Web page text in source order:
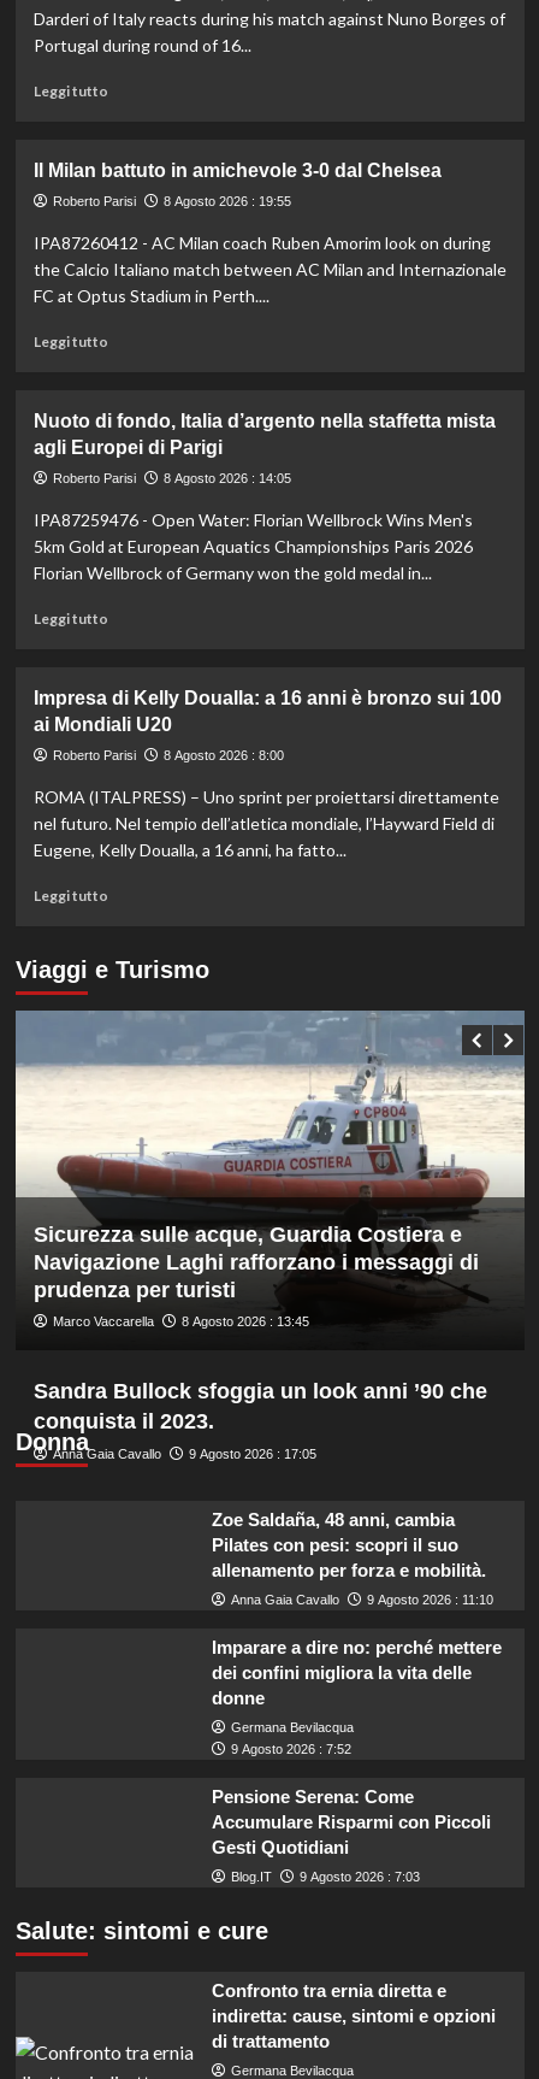
stagionale,
Juventus
Darderi of Italy reacts during his match against Nuno Borges of
Portugal during round of 16...
Leggi tuttoLeggi
Darderi
avanza
quarti
a
Montreal,
battuto
Il Milan battuto in amichevole 3-0 dal Chelsea
Roberto Parisi 8 Agosto 2026 : 19:55
IPA87260412 - AC Milan coach Ruben Amorim look on during
the Calcio Italiano match between AC Milan and Internazionale
FC at Optus Stadium in Perth....
Leggi tuttoLeggi
Il
Milan
battuto
amichevole
3-
0
Nuoto di fondo, Italia d’argento nella staffetta mista
agli Europei di Parigi
Roberto Parisi 8 Agosto 2026 : 14:05
IPA87259476 - Open Water: Florian Wellbrock Wins Men's
5km Gold at European Aquatics Championships Paris 2026
Florian Wellbrock of Germany won the gold medal in...
Leggi tuttoLeggi
Nuoto
di
fondo,
d’argento
nella
staffetta
Parigi
Impresa di Kelly Doualla: a 16 anni è bronzo sui 100
ai Mondiali U20
Roberto Parisi 8 Agosto 2026 : 8:00
ROMA (ITALPRESS) – Uno sprint per proiettarsi direttamente
nel futuro. Nel tempio dell’atletica mondiale, l’Hayward Field di
Eugene, Kelly Doualla, a 16 anni, ha fatto...
Leggi tuttoLeggi
su
Impresa
di
a
bronzo
sui
ai
Mondiali
U20
Viaggi e Turismo
Sicurezza sulle acque, Guardia Costiera e
Navigazione Laghi rafforzano i messaggi di
prudenza per turisti
Marco Vaccarella 8 Agosto 2026 : 13:45
Donna
Sandra Bullock sfoggia un look anni ’90 che
conquista il 2023.
Anna Gaia Cavallo 9 Agosto 2026 : 17:05
Zoe Saldaña, 48 anni, cambia
Pilates con pesi: scopri il suo
allenamento per forza e mobilità.
Anna Gaia Cavallo 9 Agosto 2026 : 11:10
Imparare a dire no: perché mettere
dei confini migliora la vita delle
donne
Germana Bevilacqua
9 Agosto 2026 : 7:52
Pensione Serena: Come
Accumulare Risparmi con Piccoli
Gesti Quotidiani
Blog.IT 9 Agosto 2026 : 7:03
Salute: sintomi e cure
Confronto tra ernia diretta e
indiretta: cause, sintomi e opzioni
di trattamento
Germana Bevilacqua